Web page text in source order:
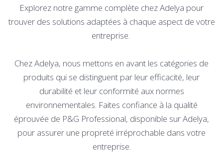
Explorez notre gamme complète chez Adelya pour
trouver des solutions adaptées à chaque aspect de votre
entreprise.
Chez Adelya, nous mettons en avant les catégories de
produits qui se distinguent par leur efficacité, leur
durabilité et leur conformité aux normes
environnementales. Faites confiance à la qualité
éprouvée de P&G Professional, disponible sur Adelya,
pour assurer une propreté irréprochable dans votre
entreprise.